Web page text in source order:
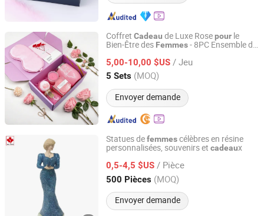
Coffret Cadeau de Luxe Rosepour le
Bien-Être des Femmes- 8PC Ensemble de
Parfumée, Bombe de Bain & Masque de
Nuit en Soie
5,00-10,00 $US / Jeu
5 Sets (MOQ)
Envoyer demande
Emliy International Trade (Lanzhou) Co., Ltd.
Gansu, China Depuis 2026
Statues defemmescélèbres en résine
personnalisées, souvenirs et cadeaux
0,5-4,5 $US / Pièce
500 Pièces (MOQ)
Envoyer demande
Quanzhou Wutongcrafts Co., Ltd.
Fujian, China Depuis 2017